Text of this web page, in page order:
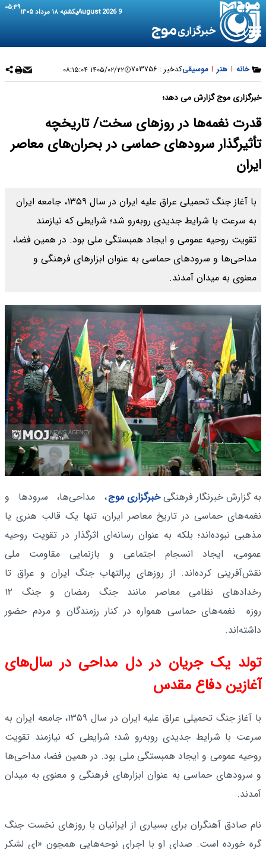
9 August 2026 یکشنبه ۱۸ مرداد ۱۴۰۵ ۰۵:۴۹
خانه | هنر | موسیقیکدخبر : ۷۰۳۷۵۶ ۱۴۰۵/۰۲/۲۲ ۰۸:۱۵:۰۴
خبرگزاری موج گزارش می دهد؛
قدرت نغمه‌ها در روزهای سخت/ تاریخچه
تأثیرگذار سرودهای حماسی در بحران‌های معاصر
ایران
با آغاز جنگ تحمیلی عراق علیه ایران در سال ۱۳۵۹، جامعه ایران
به سرعت با شرایط جدیدی روبه‌رو شد؛ شرایطی که نیازمند
تقویت روحیه عمومی و ایجاد همبستگی ملی بود. در همین فضا،
مداحی‌ها و سرودهای حماسی به عنوان ابزارهای فرهنگی و
معنوی به میدان آمدند.
به گزارش خبرنگار فرهنگیخبرگزاری موج، مداحی‌ها، سرودها و
نغمه‌های حماسی در تاریخ معاصر ایران، تنها یک قالب هنری یا
مذهبی نبوده‌اند؛ بلکه به عنوان رسانه‌ای اثرگذار در تقویت روحیه
عمومی، ایجاد انسجام اجتماعی و بازنمایی مقاومت ملی
نقش‌آفرینی کرده‌اند. از روزهای پرالتهاب جنگ ایران و عراق تا
رخدادهای نظامی معاصر مانند جنگ رمضان و جنگ ۱۲
روزه نغمه‌های حماسی همواره در کنار رزمندگان و مردم حضور
داشته‌اند.
تولد یک جریان در دل مداحی در سال‌های
آغازین دفاع مقدس
با آغاز جنگ تحمیلی عراق علیه ایران در سال ۱۳۵۹، جامعه ایران به
سرعت با شرایط جدیدی روبه‌رو شد؛ شرایطی که نیازمند تقویت
روحیه عمومی و ایجاد همبستگی ملی بود. در همین فضا، مداحی‌ها
و سرودهای حماسی به عنوان ابزارهای فرهنگی و معنوی به میدان
آمدند.
نام صادق آهنگران برای بسیاری از ایرانیان با روزهای نخست جنگ
گره خورده است. صدای او با اجرای نوحه‌هایی همچون «ای لشکر